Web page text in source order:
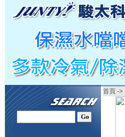
首頁 ->